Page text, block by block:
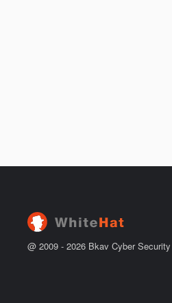
@ 2009 - 2026 Bkav Cyber Security